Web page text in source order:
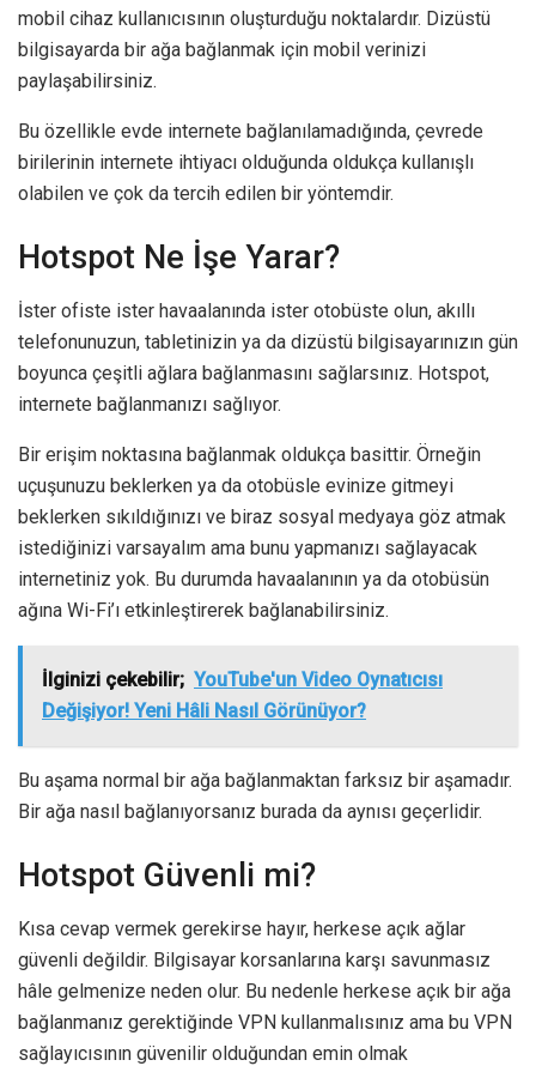
mobil cihaz kullanıcısının oluşturduğu noktalardır. Dizüstü
bilgisayarda bir ağa bağlanmak için mobil verinizi
paylaşabilirsiniz.
Bu özellikle evde internete bağlanılamadığında, çevrede
birilerinin internete ihtiyacı olduğunda oldukça kullanışlı
olabilen ve çok da tercih edilen bir yöntemdir.
Hotspot Ne İşe Yarar?
İster ofiste ister havaalanında ister otobüste olun, akıllı
telefonunuzun, tabletinizin ya da dizüstü bilgisayarınızın gün
boyunca çeşitli ağlara bağlanmasını sağlarsınız. Hotspot,
internete bağlanmanızı sağlıyor.
Bir erişim noktasına bağlanmak oldukça basittir. Örneğin
uçuşunuzu beklerken ya da otobüsle evinize gitmeyi
beklerken sıkıldığınızı ve biraz sosyal medyaya göz atmak
istediğinizi varsayalım ama bunu yapmanızı sağlayacak
internetiniz yok. Bu durumda havaalanının ya da otobüsün
ağına Wi-Fi’ı etkinleştirerek bağlanabilirsiniz.
İlginizi çekebilir; YouTube'un Video Oynatıcısı
Değişiyor! Yeni Hâli Nasıl Görünüyor?
Bu aşama normal bir ağa bağlanmaktan farksız bir aşamadır.
Bir ağa nasıl bağlanıyorsanız burada da aynısı geçerlidir.
Hotspot Güvenli mi?
Kısa cevap vermek gerekirse hayır, herkese açık ağlar
güvenli değildir. Bilgisayar korsanlarına karşı savunmasız
hâle gelmenize neden olur. Bu nedenle herkese açık bir ağa
bağlanmanız gerektiğinde VPN kullanmalısınız ama bu VPN
sağlayıcısının güvenilir olduğundan emin olmak